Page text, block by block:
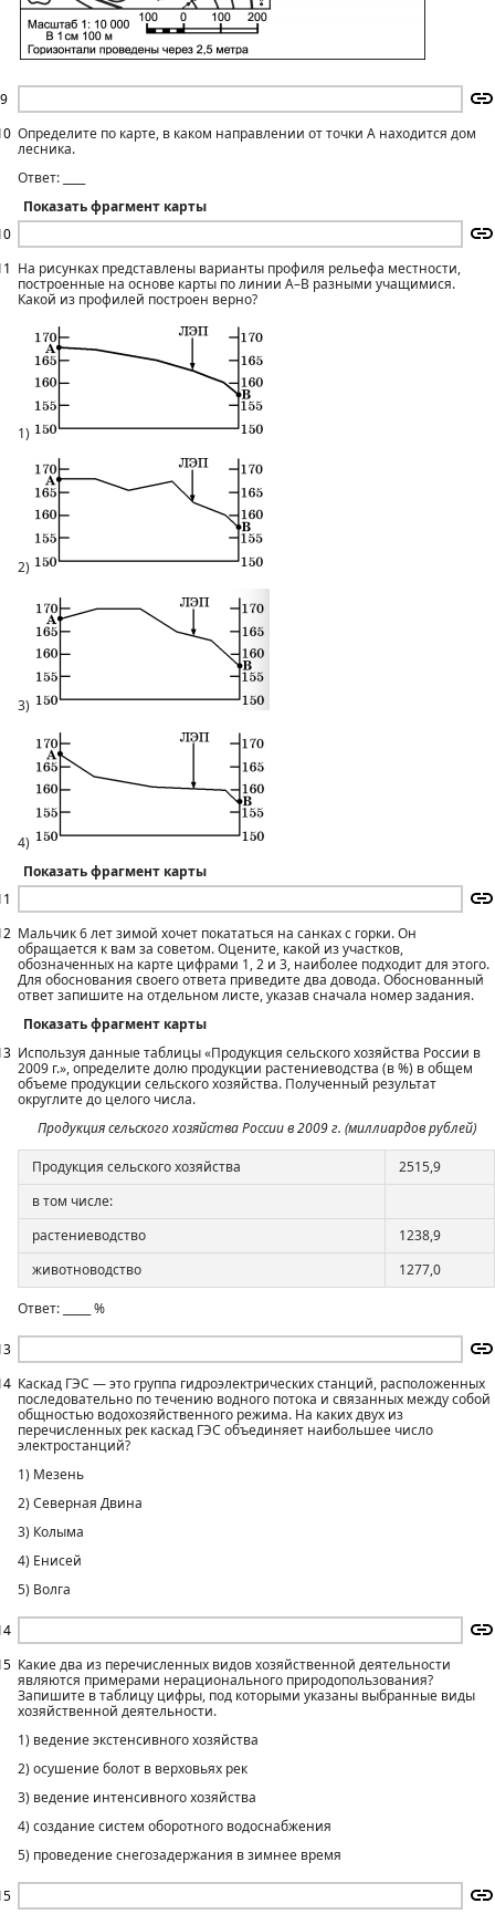
9
Определите по карте, в каком направлении от точки А находится дом
лесника.
Ответ: ____
Показать фрагмент карты
На рисунках представлены варианты профиля рельефа местности,
построенные на основе карты по линии А–В разными учащимися.
Какой из профилей построен верно?
1)
2)
3)
4)
Показать фрагмент карты
Мальчик 6 лет зимой хочет покататься на санках с горки. Он
обращается к вам за советом. Оцените, какой из участков,
обозначенных на карте цифрами 1, 2 и 3, наиболее подходит для этого.
Для обоснования своего ответа приведите два довода. Обоснованный
ответ запишите на отдельном листе, указав сначала номер задания.
Показать фрагмент карты
Используя данные таблицы «Продукция сельского хозяйства России в
2009 г.», определите долю продукции растениеводства (в %) в общем
объеме продукции сельского хозяйства. Полученный результат
округлите до целого числа.
Продукция сельского хозяйства России в 2009 г. (миллиардов рублей)
Продукция сельского хозяйства
2515,9
в том числе:
растениеводство
1238,9
животноводство
1277,0
Ответ: _____ %
Каскад ГЭС — это группа гидроэлектрических станций, расположенных
последовательно по течению водного потока и связанных между собой
общностью водохозяйственного режима. На каких двух из
перечисленных рек каскад ГЭС объединяет наибольшее число
электростанций?
1) Мезень
2) Северная Двина
3) Колыма
4) Енисей
5) Волга
Какие два из перечисленных видов хозяйственной деятельности
являются примерами нерационального природопользования?
Запишите в таблицу цифры, под которыми указаны выбранные виды
хозяйственной деятельности.
1) ведение экстенсивного хозяйства
2) осушение болот в верховьях рек
3) ведение интенсивного хозяйства
4) создание систем оборотного водоснабжения
5) проведение снегозадержания в зимнее время